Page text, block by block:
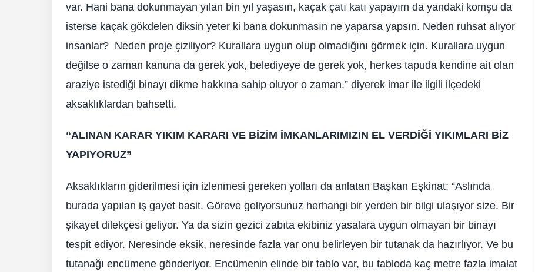
var. Hani bana dokunmayan yılan bin yıl yaşasın, kaçak çatı katı yapayım da yandaki komşu da
isterse kaçak gökdelen diksin yeter ki bana dokunmasın ne yaparsa yapsın. Neden ruhsat alıyor
insanlar? Neden proje çiziliyor? Kurallara uygun olup olmadığını görmek için. Kurallara uygun
değilse o zaman kanuna da gerek yok, belediyeye de gerek yok, herkes tapuda kendine ait olan
araziye istediği binayı dikme hakkına sahip oluyor o zaman.” diyerek imar ile ilgili ilçedeki
aksaklıklardan bahsetti.
“ALINAN KARAR YIKIM KARARI VE BİZİM İMKANLARIMIZIN EL VERDİĞİ YIKIMLARI BİZ
YAPIYORUZ”
Aksaklıkların giderilmesi için izlenmesi gereken yolları da anlatan Başkan Eşkinat; “Aslında
burada yapılan iş gayet basit. Göreve geliyorsunuz herhangi bir yerden bir bilgi ulaşıyor size. Bir
şikayet dilekçesi geliyor. Ya da sizin gezici zabıta ekibiniz yasalara uygun olmayan bir binayı
tespit ediyor. Neresinde eksik, neresinde fazla var onu belirleyen bir tutanak da hazırlıyor. Ve bu
tutanağı encümene gönderiyor. Encümenin elinde bir tablo var, bu tabloda kaç metre fazla imalat